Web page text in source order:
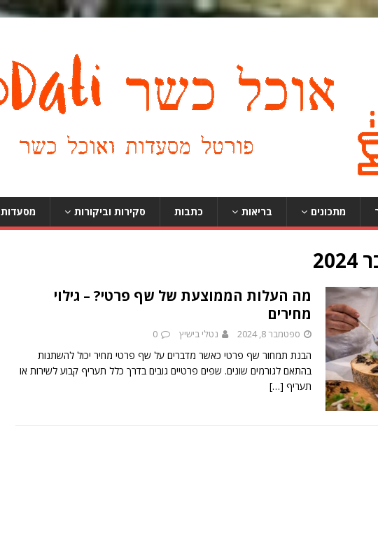
מתכונים בריאות כתבות סקירות וביקורות מסעדות
מה העלות הממוצעת של שף פרטי? – גילוי
מחירים
ספטמבר 8, 2024 נטלי בישיץ 0
הבנת תמחור שף פרטי כאשר מדברים על שף פרטי מחיר יכול להשתנות
בהתאם לגורמים שונים. שפים פרטיים גובים בדרך כלל תעריף קבוע לשירות או
תעריף […]